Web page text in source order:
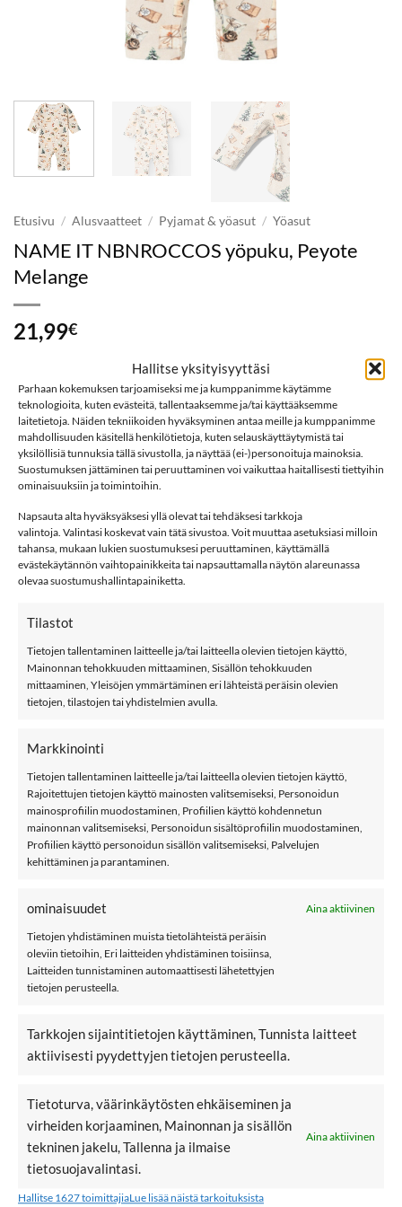
Hallitse yksityisyyttäsi
Parhaan kokemuksen tarjoamiseksi me ja kumppanimme käytämme
teknologioita, kuten evästeitä, tallentaaksemme ja/tai käyttääksemme
laitetietoja. Näiden tekniikoiden hyväksyminen antaa meille ja kumppanimme
mahdollisuuden käsitellä henkilötietoja, kuten selauskäyttäytymistä tai
yksilöllisiä tunnuksia tällä sivustolla, ja näyttää (ei-)personoituja mainoksia.
Suostumuksen jättäminen tai peruuttaminen voi vaikuttaa haitallisesti tiettyihin
ominaisuuksiin ja toimintoihin.
Napsauta alta hyväksyäksesi yllä olevat tai tehdäksesi tarkkoja
valintoja. Valintasi koskevat vain tätä sivustoa. Voit muuttaa asetuksiasi milloin
tahansa, mukaan lukien suostumuksesi peruuttaminen, käyttämällä
evästekäytännön vaihtopainikkeita tai napsauttamalla näytön alareunassa
olevaa suostumushallintapainiketta.
Tilastot
Tietojen tallentaminen laitteelle ja/tai laitteella olevien tietojen käyttö,
Mainonnan tehokkuuden mittaaminen, Sisällön tehokkuuden
mittaaminen, Yleisöjen ymmärtäminen eri lähteistä peräisin olevien
tietojen, tilastojen tai yhdistelmien avulla.
Markkinointi
Tietojen tallentaminen laitteelle ja/tai laitteella olevien tietojen käyttö,
Rajoitettujen tietojen käyttö mainosten valitsemiseksi, Personoidun
mainosprofiilin muodostaminen, Profiilien käyttö kohdennetun
mainonnan valitsemiseksi, Personoidun sisältöprofiilin muodostaminen,
Profiilien käyttö personoidun sisällön valitsemiseksi, Palvelujen
kehittäminen ja parantaminen.
ominaisuudet Aina aktiivinen
Tietojen yhdistäminen muista tietolähteistä peräisin
oleviin tietoihin, Eri laitteiden yhdistäminen toisiinsa,
Laitteiden tunnistaminen automaattisesti lähetettyjen
tietojen perusteella.
Tarkkojen sijaintitietojen käyttäminen, Tunnista laitteet
aktiivisesti pyydettyjen tietojen perusteella.
Tietoturva, väärinkäytösten ehkäiseminen ja
virheiden korjaaminen, Mainonnan ja sisällön
tekninen jakelu, Tallenna ja ilmaise
tietosuojavalintasi.
Aina aktiivinen
Hallitse 1627 toimittajiaLue lisää näistä tarkoituksista
Etusivu / Alusvaatteet / Pyjamat & yöasut / Yöasut
NAME IT NBNROCCOS yöpuku, Peyote
Melange
21,99€
NAME IT NBNROCCOS yöpuku, Peyote Melange määrä
LISÄÄ OSTOSKORIIN
Tuotetunnus (SKU): 668799979046
Osastot:Bf,Bm, Joulu,name it,Yöasut
Avainsana tuotteelleName It
KUVAUS
NAME IT NBNROCCOS yöhaalari, Peyote
Melange
name it NBNROCCOS pienten ihanan pehmeä
kuosi. Haalarissa nepparikiinnitys alas saakka.
Materiaali: 95% luomupuuvillaa ja 5% puuvillaa
Väri: Peyote Melange
name it
Lisää yöasuja
SUOSIKKEIHIN